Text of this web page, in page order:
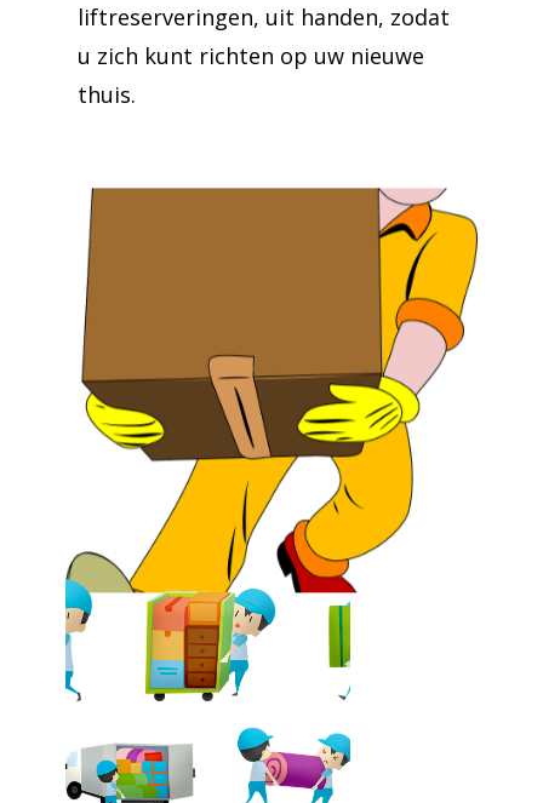
liftreserveringen, uit handen, zodat
u zich kunt richten op uw nieuwe
thuis.